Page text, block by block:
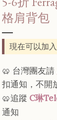
格肩背包
現在可以加
🥨 台灣團友請
扣通知，不開
🥨追蹤 C琳
通知